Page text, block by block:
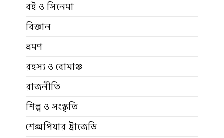
বই ও সিনেমা
বিজ্ঞান
ভ্রমণ
রহস্য ও রোমাঞ্চ
রাজনীতি
শিল্প ও সংস্কৃতি
শেক্সপিয়ার ট্রাজেডি